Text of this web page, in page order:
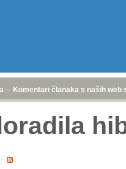
» Komentari članaka s naših web